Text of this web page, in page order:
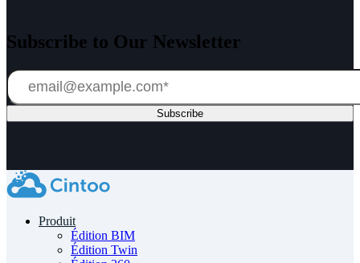
Subscribe to Our Newsletter
Produit
Édition BIM
Édition Twin